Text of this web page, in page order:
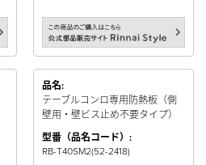
品名:
テーブルコンロ専用防熱板（側
壁用・壁ビス止め不要タイプ）
型番（品名コード）:
RB-T40SM2(52-2418)